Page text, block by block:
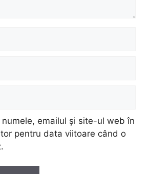
emailul și site-ul web în
pentru data viitoare când o